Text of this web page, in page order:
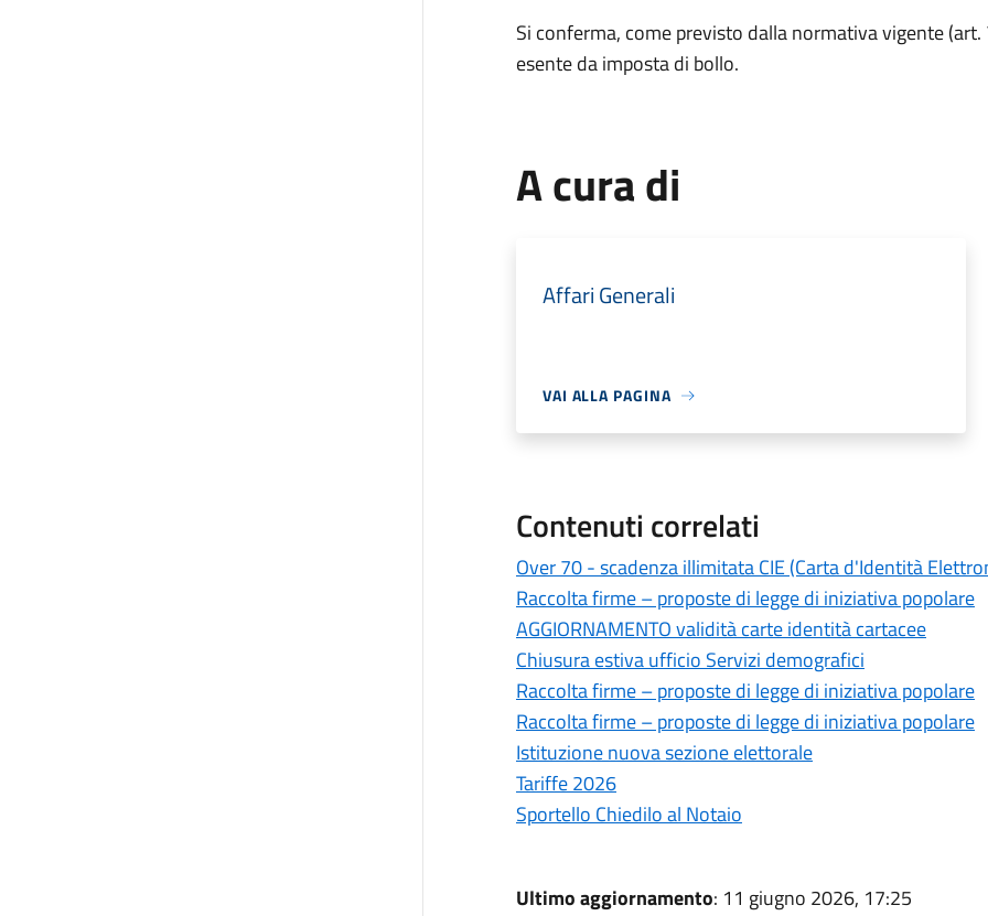
Si conferma, come previsto dalla normativa vigente
esente da imposta di bollo.
A cura di
Affari Generali
VAI ALLA PAGINA
Contenuti correlati
Over 70 - scadenza illimitata CIE (Carta d'Identità
Raccolta firme – proposte di legge di iniziativa popolare
AGGIORNAMENTO validità carte identità cartacee
Chiusura estiva ufficio Servizi demografici
Raccolta firme – proposte di legge di iniziativa popolare
Raccolta firme – proposte di legge di iniziativa popolare
Istituzione nuova sezione elettorale
Tariffe 2026
Sportello Chiedilo al Notaio
Ultimo aggiornamento: 11 giugno 2026, 17:25